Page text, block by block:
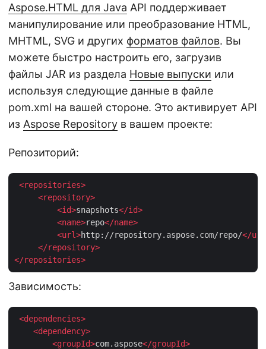
Aspose.HTML для Java API поддерживает
манипулирование или преобразование HTML,
MHTML, SVG и других форматов файлов. Вы
можете быстро настроить его, загрузив
файлы JAR из раздела Новые выпуски или
используя следующие данные в файле
pom.xml на вашей стороне. Это активирует API
из Aspose Repository в вашем проекте:
Репозиторий:
<repositories>
<repository>
<id>snapshots</id>
<name>repo</name>
<url>http://repository.aspose.com/repo/</url
</repository>
</repositories>
Зависимость:
<dependencies>
<dependency>
<groupId>com.aspose</groupId>